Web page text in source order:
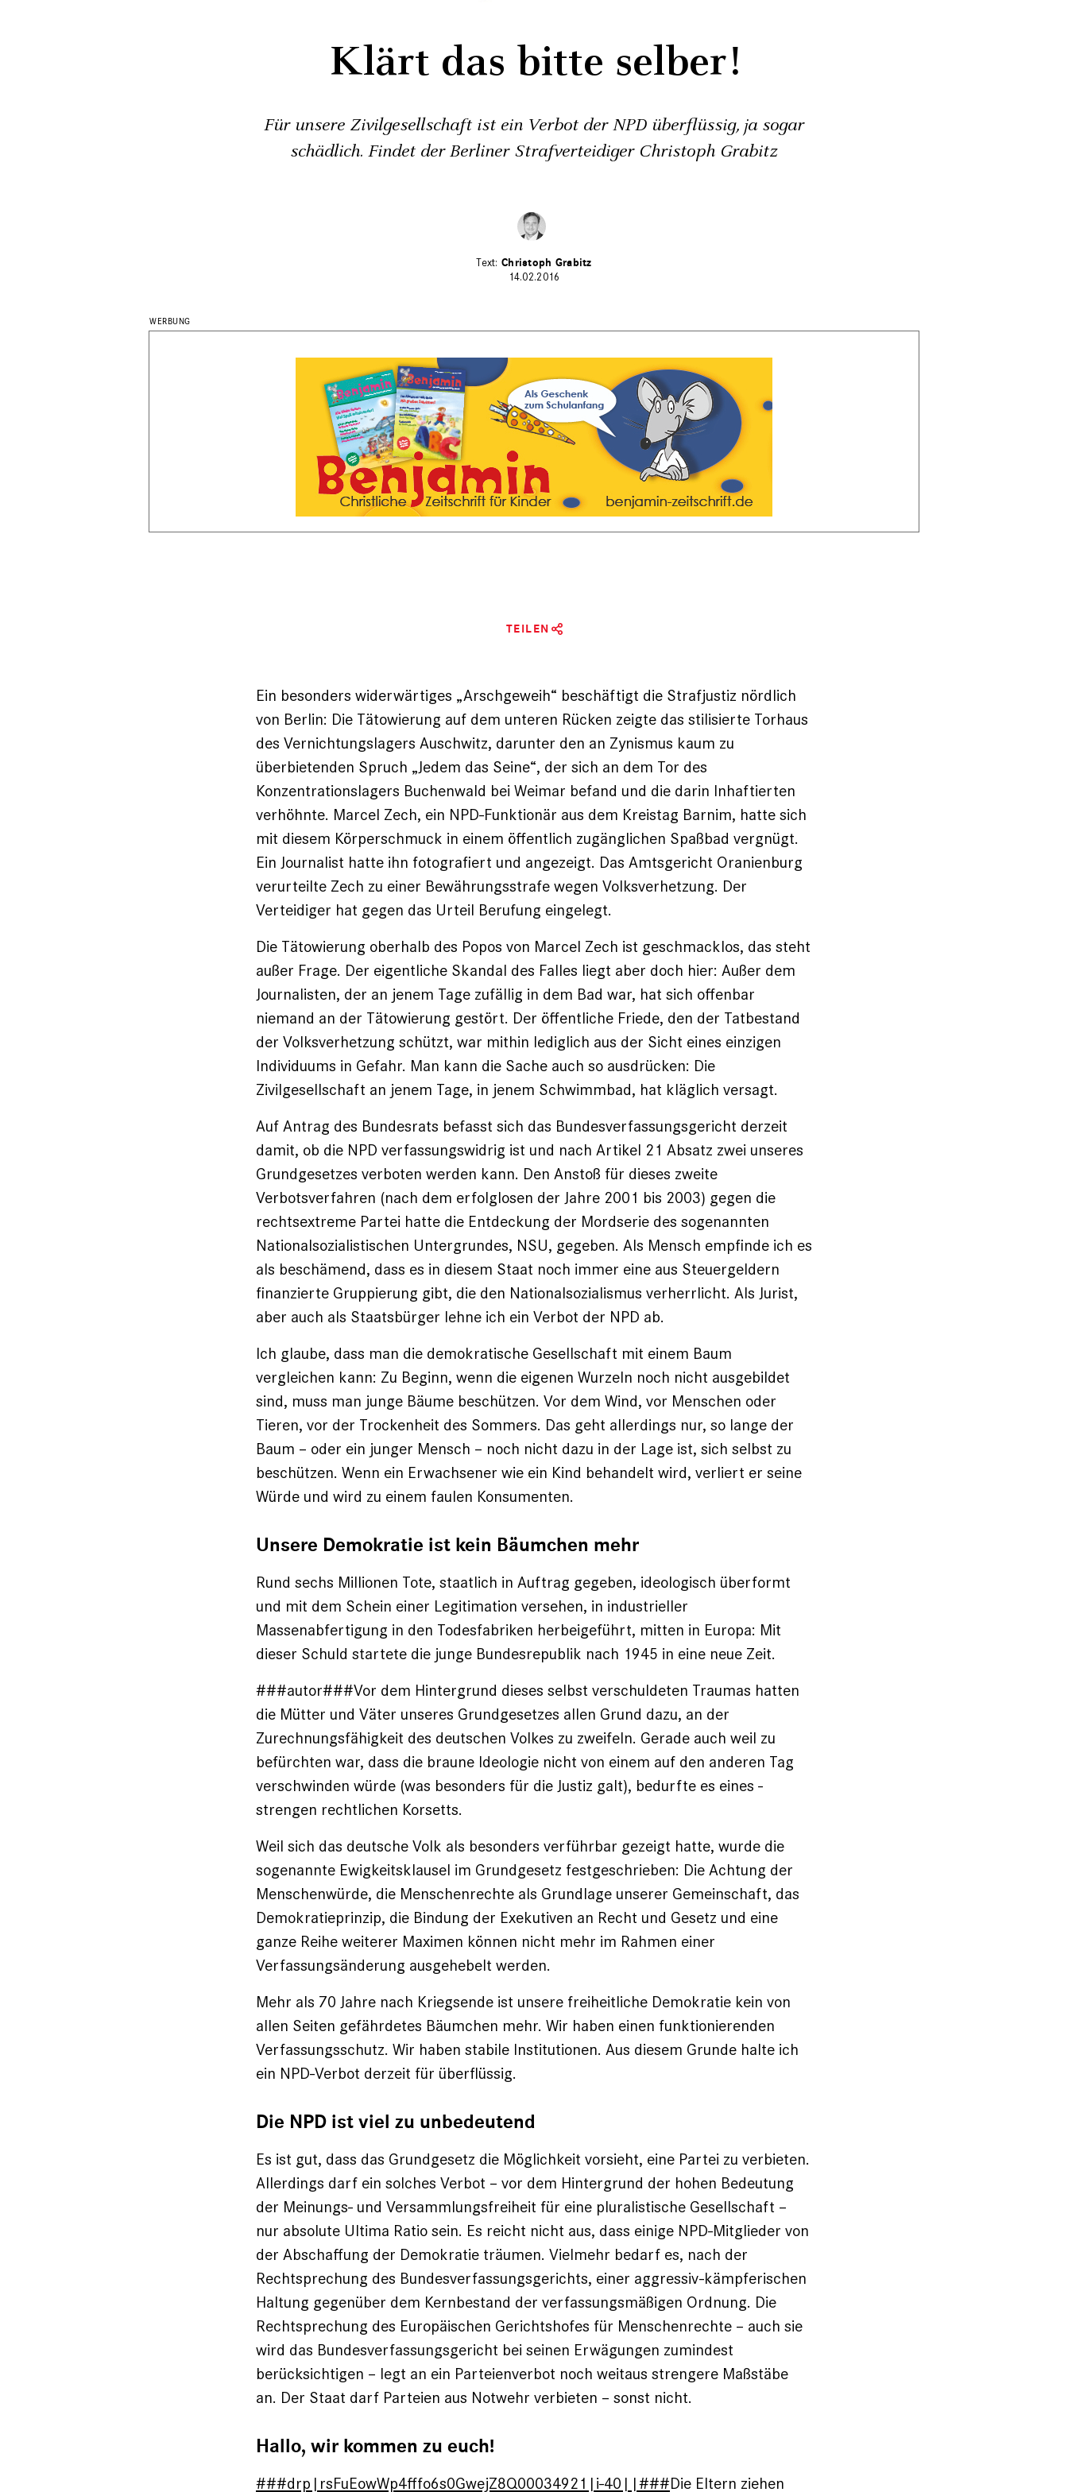
Klärt das bitte selber!
Für unsere Zivilgesellschaft ist ein Verbot der NPD überflüssig, ja sogar
schädlich. Findet der Berliner Strafverteidiger Christoph Grabitz
Christoph Grabitz
14.02.2016
TEILEN
Ein besonders widerwärtiges „Arschgeweih“ beschäftigt die Strafjustiz nördlich
von Berlin: Die Tätowierung auf dem unteren Rücken zeigte das stilisierte Torhaus
des Vernichtungslagers Auschwitz, darunter den an Zynismus kaum zu
überbietenden Spruch ­„Jedem das Seine“, der sich an dem Tor des
Konzentrationslagers Buchenwald bei Weimar befand und die darin Inhaftierten
verhöhnte. Marcel Zech, ein NPD-Funktionär aus dem Kreistag Barnim, hatte sich
mit diesem Körperschmuck in einem öffentlich zugänglichen Spaßbad vergnügt.
Ein Journalist hatte ihn fotografiert und angezeigt. Das Amtsgericht Oranienburg
verurteilte Zech zu einer Bewährungsstrafe wegen Volksver­hetzung. Der
Verteidiger hat gegen das Urteil Berufung eingelegt.
Die Tätowierung oberhalb des Popos von Marcel Zech ist geschmacklos, das steht
außer Frage. Der eigentliche Skandal des Falles liegt aber doch hier: Außer dem
Journalisten, der an jenem Tage zufällig in dem Bad war, hat sich offenbar
niemand an der Tätowierung gestört. Der öffentliche Friede, den der Tatbestand
der Volksverhetzung schützt, war mithin lediglich aus der Sicht eines einzigen
Individuums in Gefahr. Man kann die Sache auch so ausdrücken: Die
Zivilgesellschaft an jenem Tage, in jenem Schwimmbad, hat kläglich versagt.
Auf Antrag des Bundesrats befasst sich das Bundesverfassungs­gericht derzeit
damit, ob die NPD verfassungswidrig ist und nach Artikel 21 Absatz zwei unseres
Grundgesetzes verboten werden kann. Den Anstoß für dieses zweite
Verbotsverfahren (nach dem erfolglosen der Jahre 2001 bis 2003) gegen die
rechtsextreme Partei hatte die Entdeckung der Mordserie des sogenannten
Nationalsozialistischen Untergrundes, NSU, gegeben. Als Mensch empfinde ich es
als beschämend, dass es in diesem Staat noch immer eine aus Steuergeldern
finanzierte Gruppierung gibt, die den Nationalsozialismus verherrlicht. Als Jurist,
aber auch als Staatsbürger lehne ich ein Verbot der NPD ab.
Ich glaube, dass man die demokratische Gesellschaft mit einem Baum
vergleichen kann: Zu Beginn, wenn die eigenen Wurzeln noch nicht ausgebildet
sind, muss man junge Bäume beschützen. Vor dem Wind, vor Menschen oder
Tieren, vor der Trockenheit des Sommers. Das geht allerdings nur, so lange der
Baum – oder ein junger Mensch – noch nicht dazu in der Lage ist, sich selbst zu
beschützen. Wenn ein Erwachsener wie ein Kind behandelt wird, verliert er seine
Würde und wird zu einem faulen Konsumenten.
Unsere Demokratie ist kein Bäumchen mehr
Rund sechs Millionen Tote, staatlich in Auftrag gegeben, ideologisch überformt
und mit dem Schein einer Legitimation versehen, in industrieller
Massenabfertigung in den Todesfabriken herbeigeführt, mitten in Europa: Mit
dieser Schuld startete die junge Bundesrepublik nach 1945 in eine neue Zeit.
###autor###Vor dem Hintergrund dieses selbst verschuldeten Traumas hatten
die Mütter und Väter unseres Grundgesetzes allen Grund dazu, an der
Zurechnungsfähigkeit des deutschen Volkes zu ­zweifeln. Gerade auch weil zu
befürchten war, dass die braune Ideologie nicht von einem auf den anderen Tag
verschwinden würde (was besonders für die Justiz galt), bedurfte es eines ­
strengen rechtlichen Korsetts.
Weil sich das deutsche Volk als besonders verführbar gezeigt hatte, wurde die
sogenannte Ewigkeitsklausel im Grundgesetz festgeschrieben: Die Achtung der
Menschenwürde, die Menschenrechte als Grundlage unserer Gemeinschaft, das
Demokratieprinzip, die Bindung der Exekutiven an Recht und Gesetz und eine
ganze Reihe weiterer Maximen können nicht mehr im Rahmen einer
Verfassungsänderung ausgehebelt werden.
Mehr als 70 Jahre nach Kriegsende ist unsere freiheitliche ­Demokratie kein von
allen Seiten gefährdetes Bäumchen mehr. Wir haben einen funktionierenden
Verfassungsschutz. Wir haben stabile Institutionen. Aus diesem Grunde halte ich
ein NPD-Verbot derzeit für überflüssig.
Die NPD ist viel zu unbedeutend
Es ist gut, dass das Grundgesetz die Möglichkeit vorsieht, eine Partei zu verbieten.
Allerdings darf ein solches Verbot – vor dem Hintergrund der hohen Bedeutung
der Meinungs- und Versammlungsfreiheit für eine pluralistische Gesellschaft –
nur absolute Ultima Ratio sein. Es reicht nicht aus, dass einige NPD-Mitglieder von
der Abschaffung der Demokratie träumen. Vielmehr bedarf es, nach der
Rechtsprechung des Bundesverfassungsgerichts, einer aggressiv-kämpferischen
Haltung gegenüber dem Kern­bestand der verfassungsmäßigen Ordnung. Die
Rechtsprechung des Europäischen Gerichtshofes für Menschenrechte – auch sie
wird das Bundesverfassungsgericht bei seinen Erwägungen zumindest
berücksichtigen – legt an ein Parteienverbot noch weitaus strengere Maßstäbe
an. Der Staat darf Parteien aus Notwehr verbieten – sonst nicht.
Hallo, wir kommen zu euch!
###drp|rsFuEowWp4fffo6s0GwejZ8Q00034921|i-40||###Die Eltern ziehen